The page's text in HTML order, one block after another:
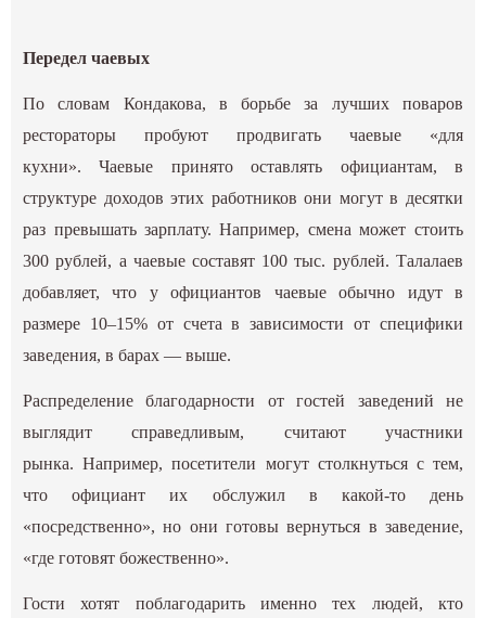
Передел чаевых
По словам Кондакова, в борьбе за лучших поваров
рестораторы пробуют продвигать чаевые «для
кухни». Чаевые принято оставлять официантам, в
структуре доходов этих работников они могут в десятки
раз превышать зарплату. Например, смена может стоить
300 рублей, а чаевые составят 100 тыс. рублей. Талалаев
добавляет, что у официантов чаевые обычно идут в
размере 10–15% от счета в зависимости от специфики
заведения, в барах — выше.
Распределение благодарности от гостей заведений не
выглядит справедливым, считают участники
рынка. Например, посетители могут столкнуться с тем,
что официант их обслужил в какой-то день
«посредственно», но они готовы вернуться в заведение,
«где готовят божественно».
Гости хотят поблагодарить именно тех людей, кто